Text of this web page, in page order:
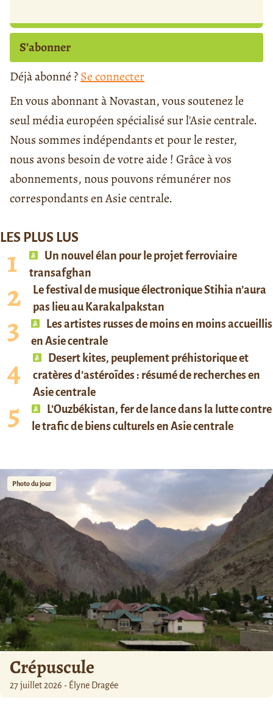
S’abonner
Déjà abonné ?Se connecter
En vous abonnant à Novastan, vous soutenez le
seul média européen spécialisé sur l'Asie centrale.
Nous sommes indépendants et pour le rester,
nous avons besoin de votre aide ! Grâce à vos
abonnements, nous pouvons rémunérer nos
correspondants en Asie centrale.
LES PLUS LUS
Un nouvel élan pour le projet ferroviaire
transafghan
Le festival de musique électronique Stihia n’aura
pas lieu au Karakalpakstan
Les artistes russes de moins en moins accueillis
en Asie centrale
Desert kites, peuplement préhistorique et
cratères d’astéroïdes : résumé de recherches en
Asie centrale
L’Ouzbékistan, fer de lance dans la lutte contre
le trafic de biens culturels en Asie centrale
Photo du jour
Crépuscule
27 juillet 2026 - Élyne Dragée